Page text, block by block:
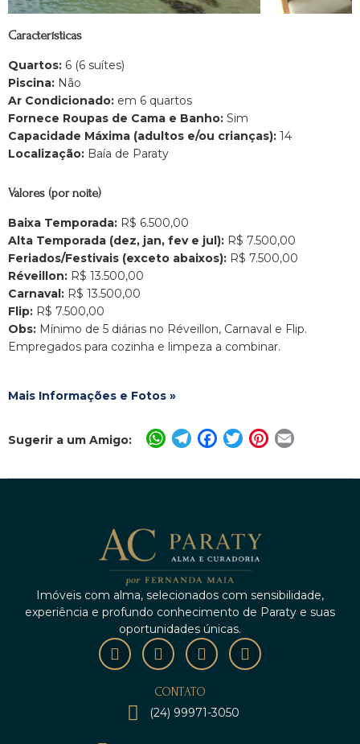
Características
Quartos: 6 (6 suítes)
Piscina: Não
Ar Condicionado: em 6 quartos
Fornece Roupas de Cama e Banho: Sim
Capacidade Máxima (adultos e/ou crianças): 14
Localização: Baía de Paraty
Valores (por noite)
Baixa Temporada: R$ 6.500,00
Alta Temporada (dez, jan, fev e jul): R$ 7.500,00
Feriados/Festivais (exceto abaixos): R$ 7.500,00
Réveillon: R$ 13.500,00
Carnaval: R$ 13.500,00
Flip: R$ 7.500,00
Obs: Mínimo de 5 diárias no Réveillon, Carnaval e Flip.
Empregados para cozinha e limpeza a combinar.
Mais Informações e Fotos »
Sugerir a um Amigo: WhatsApp
Telegram
Facebook
TwitterPinterest
Imóveis com alma, selecionados com sensibilidade,
experiência e profundo conhecimento de Paraty e suas
oportunidades únicas.
CONTATO
(24) 99971-3050